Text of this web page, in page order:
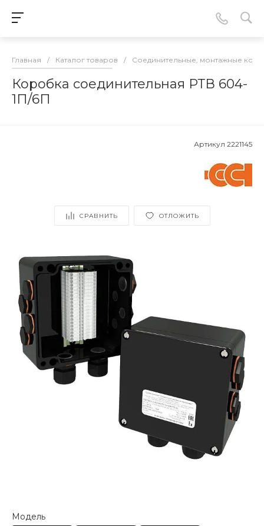
Главная / Каталог товаров / Соединительные, монтажные
Коробка соединительная РТВ 604-
1П/6П
Артикул 2221145
СРАВНИТЬ ОТЛОЖИТЬ
Модель